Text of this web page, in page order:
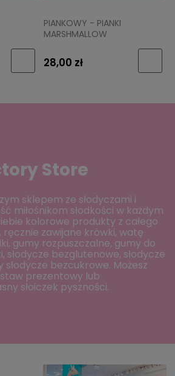
PIANKOWY - PIANKI
MARSHMALLOW
28,00 zł
Store
sklepem ze słodyczami i
miłośnikom słodkości w każdym
kolorowe produkty z całego
ręcznie zawijane krówki, watę
gumy rozpuszczalne, gumy do
słodycze bezglutenowe, słodycze
bezcukrowe. Możesz
prezentowy lub
słoiczek pyszności.